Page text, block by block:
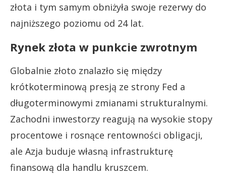
złota i tym samym obniżyła swoje rezerwy do
najniższego poziomu od 24 lat.
Rynek złota w punkcie zwrotnym
Globalnie złoto znalazło się między
krótkoterminową presją ze strony Fed a
długoterminowymi zmianami strukturalnymi.
Zachodni inwestorzy reagują na wysokie stopy
procentowe i rosnące rentowności obligacji,
ale Azja buduje własną infrastrukturę
finansową dla handlu kruszcem.